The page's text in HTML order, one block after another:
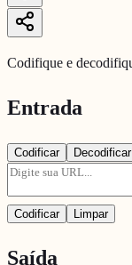
Codifique e
Entrada
Codificar Decodificar
Codificar Limpar
Saída